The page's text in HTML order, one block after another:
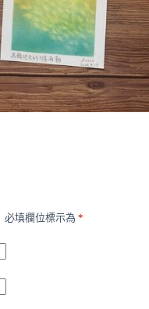
必填欄位標示為 *